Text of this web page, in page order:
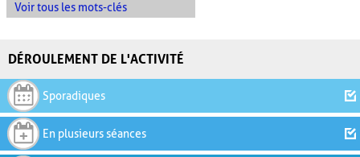
Voir tous les mots-clés
DÉROULEMENT DE L'ACTIVITÉ
Sporadiques
En plusieurs séances